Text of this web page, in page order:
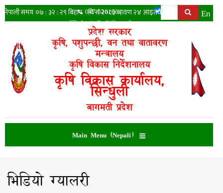
Skip
to
Search
📞 047-520166|
✉️akcsindhuli@gmail.com
Facebook
En
प्रदेश सरकार
कृषि, पशुपन्छी, वन तथा वातावरण
मन्त्रालय
कृषि विकास निर्देशनालय
कृषि विकास कार्यालय,
सिन्धुली
बागमती प्रदेश
Main Menu (Nepali)
भिडियो ग्यालरी